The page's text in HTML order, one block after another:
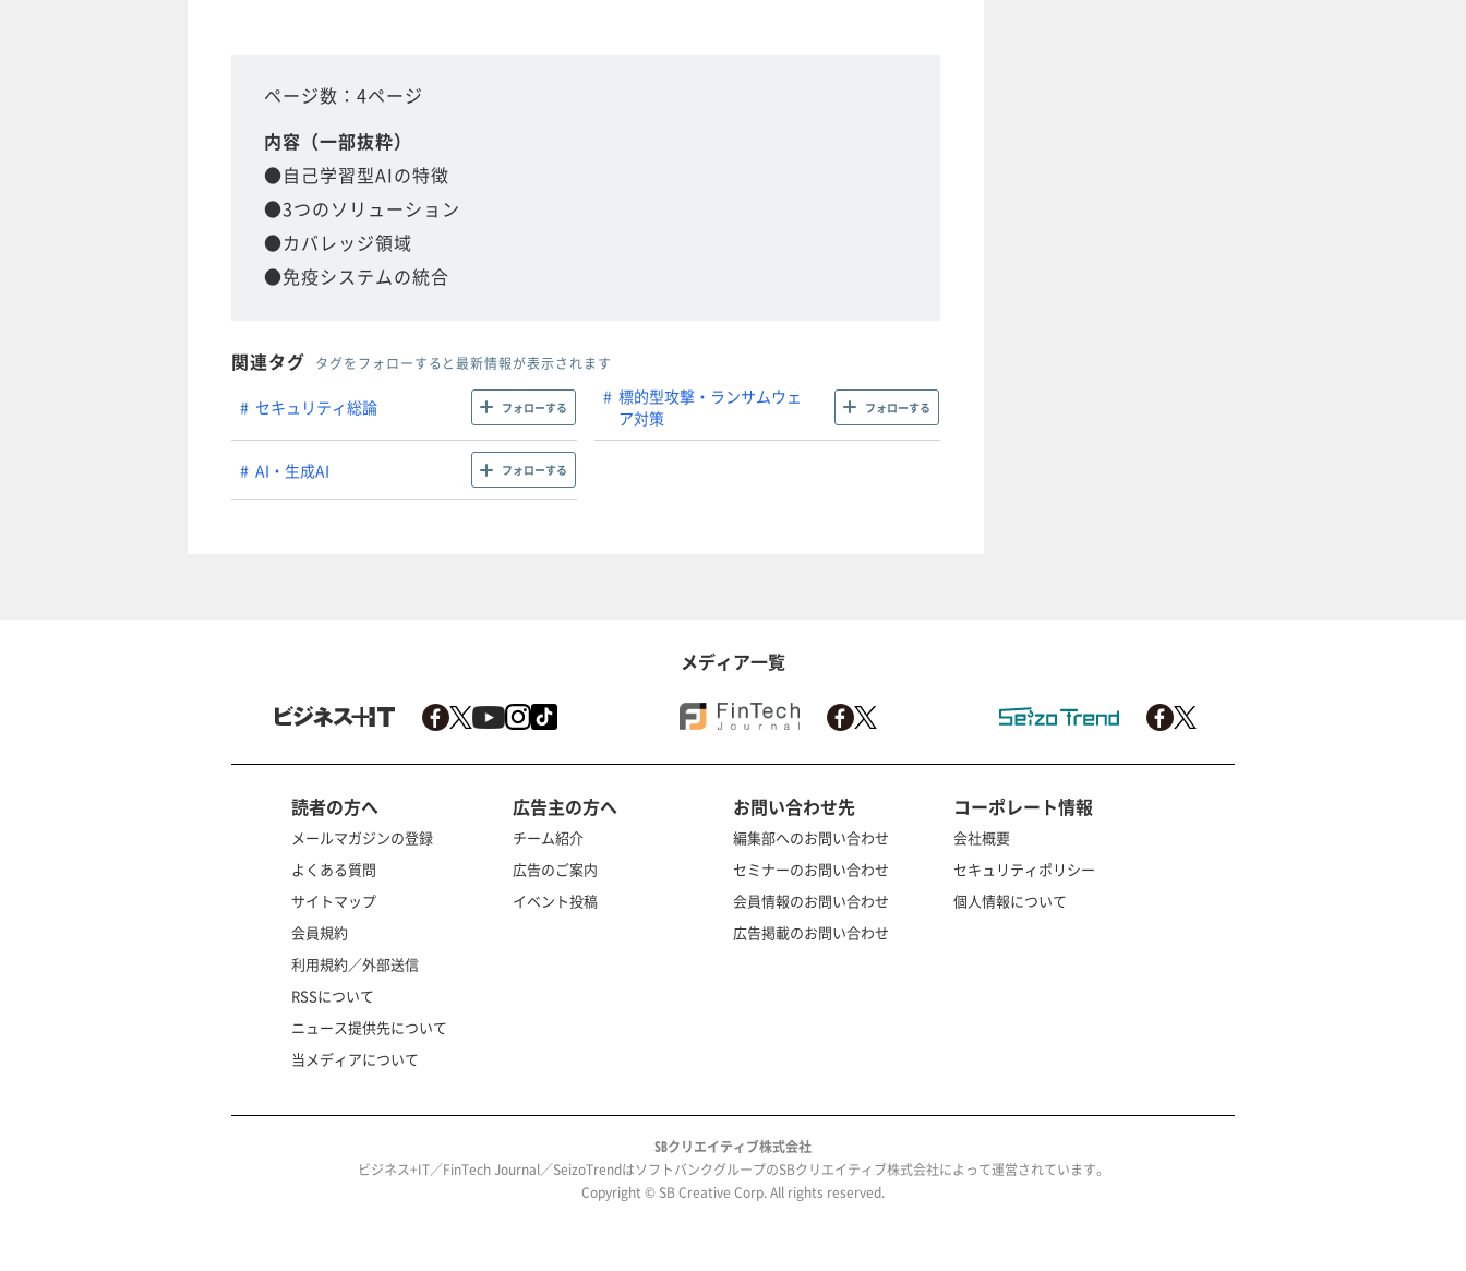
ページ数：4ページ
内容（一部抜粋）
●自己学習型AIの特徴
●3つのソリューション
●カバレッジ領域
●免疫システムの統合
関連タグ タグをフォローすると最新情報が表示されます
セキュリティ総論 フォローする
標的型攻撃・ランサムウェ
ア対策
フォローする
AI・生成AI フォローする
メディア一覧
読者の方へ
メールマガジンの登録
よくある質問
サイトマップ
会員規約
利用規約／外部送信
RSSについて
ニュース提供先について
当メディアについて
広告主の方へ
チーム紹介
広告のご案内
イベント投稿
お問い合わせ先
編集部へのお問い合わせ
セミナーのお問い合わせ
会員情報のお問い合わせ
広告掲載のお問い合わせ
コーポレート情報
会社概要
セキュリティポリシー
個人情報について
SBクリエイティブ株式会社
ビジネス+IT／FinTech Journal／SeizoTrendはソフトバンクグループのSBクリエイティブ株式会社によって運営されています。
Copyright © SB Creative Corp. All rights reserved.